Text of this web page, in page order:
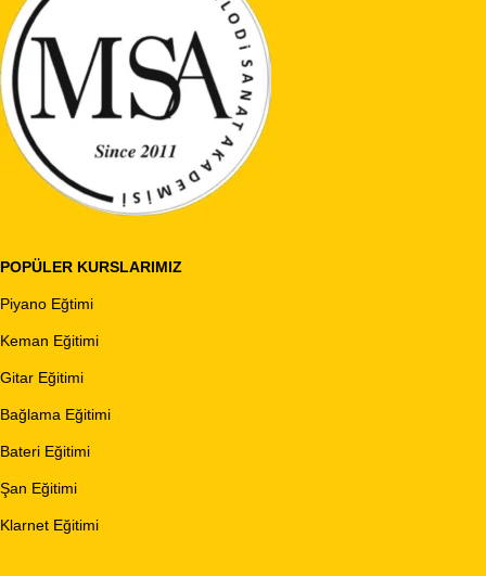
POPÜLER KURSLARIMIZ
Piyano Eğtimi
Keman Eğitimi
Gitar Eğitimi
Bağlama Eğitimi
Bateri Eğitimi
Şan Eğitimi
Klarnet Eğitimi